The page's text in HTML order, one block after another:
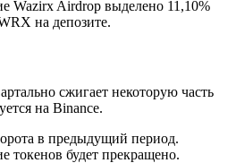
Wazirx Airdrop выделено 11,10%
на депозите.
сжигает некоторую часть
на Binance.
в предыдущий период.
токенов будет прекращено.